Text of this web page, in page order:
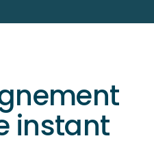
instant